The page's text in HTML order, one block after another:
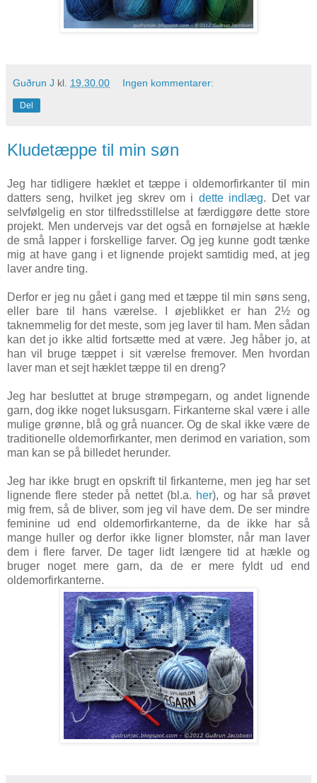
Guðrun J kl. 19.30.00 Ingen kommentarer:
Del
Kludetæppe til min søn
Jeg har tidligere hæklet et tæppe i oldemorfirkanter til min
datters seng, hvilket jeg skrev om i dette indlæg. Det var
selvfølgelig en stor tilfredsstillelse at færdiggøre dette store
projekt. Men undervejs var det også en fornøjelse at hækle
de små lapper i forskellige farver. Og jeg kunne godt tænke
mig at have gang i et lignende projekt samtidig med, at jeg
laver andre ting.
Derfor er jeg nu gået i gang med et tæppe til min søns seng,
eller bare til hans værelse. I øjeblikket er han 2½ og
taknemmelig for det meste, som jeg laver til ham. Men sådan
kan det jo ikke altid fortsætte med at være. Jeg håber jo, at
han vil bruge tæppet i sit værelse fremover. Men hvordan
laver man et sejt hæklet tæppe til en dreng?
Jeg har besluttet at bruge strømpegarn, og andet lignende
garn, dog ikke noget luksusgarn. Firkanterne skal være i alle
mulige grønne, blå og grå nuancer. Og de skal ikke være de
traditionelle oldemorfirkanter, men derimod en variation, som
man kan se på billedet herunder.
Jeg har ikke brugt en opskrift til firkanterne, men jeg har set
lignende flere steder på nettet (bl.a. her), og har så prøvet
mig frem, så de bliver, som jeg vil have dem. De ser mindre
feminine ud end oldemorfirkanterne, da de ikke har så
mange huller og derfor ikke ligner blomster, når man laver
dem i flere farver. De tager lidt længere tid at hækle og
bruger noget mere garn, da de er mere fyldt ud end
oldemorfirkanterne.